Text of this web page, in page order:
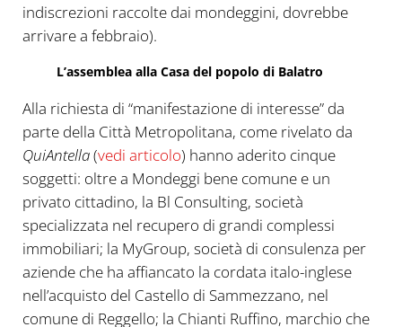
indiscrezioni raccolte dai mondeggini, dovrebbe
arrivare a febbraio).
L’assemblea alla Casa del popolo di Balatro
Alla richiesta di “manifestazione di interesse” da
parte della Città Metropolitana, come rivelato da
QuiAntella(vedi articolo) hanno aderito cinque
soggetti: oltre a Mondeggi bene comune e un
privato cittadino, la Bl Consulting, società
specializzata nel recupero di grandi complessi
immobiliari; la MyGroup, società di consulenza per
aziende che ha affiancato la cordata italo-inglese
nell’acquisto del Castello di Sammezzano, nel
comune di Reggello; la Chianti Ruffino, marchio che